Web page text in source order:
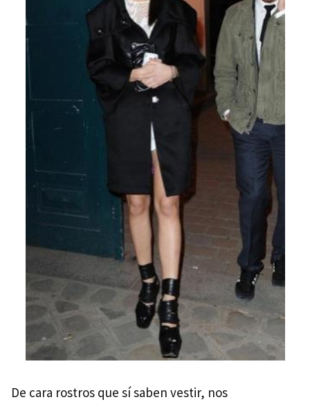
De cara rostros que sí saben vestir, nos